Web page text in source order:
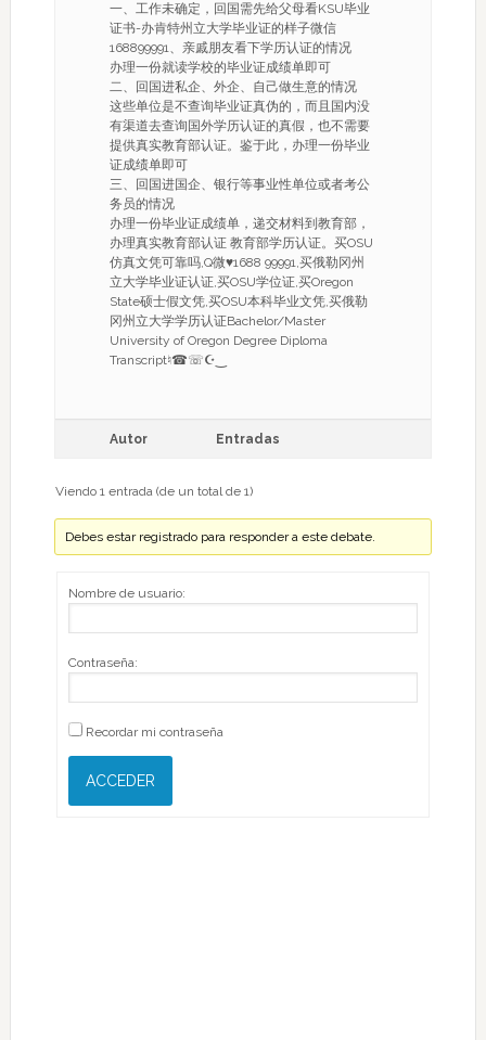
一、工作未确定，回国需先给父母看KSU毕业
证书-办肯特州立大学毕业证的样子微信
168899991、亲戚朋友看下学历认证的情况
办理一份就读学校的毕业证成绩单即可
二、回国进私企、外企、自己做生意的情况
这些单位是不查询毕业证真伪的，而且国内没
有渠道去查询国外学历认证的真假，也不需要
提供真实教育部认证。鉴于此，办理一份毕业
证成绩单即可
三、回国进国企、银行等事业性单位或者考公
务员的情况
办理一份毕业证成绩单，递交材料到教育部，
办理真实教育部认证 教育部学历认证。买OSU
仿真文凭可靠吗,Q微♥1688 99991,买俄勒冈州
立大学毕业证认证,买OSU学位证,买Oregon
State硕士假文凭,买OSU本科毕业文凭,买俄勒
冈州立大学学历认证Bachelor/Master
University of Oregon Degree Diploma
Transcript♮☎☏☪‿
Autor Entradas
Viendo 1 entrada (de un total de 1)
Debes estar registrado para responder a este debate.
Nombre de usuario:
Contraseña:
Recordar mi contraseña
ACCEDER